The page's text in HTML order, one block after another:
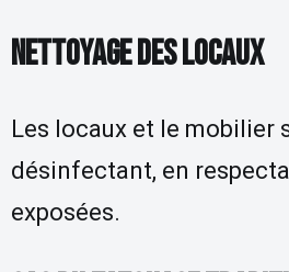
NETTOYAGE DES LOCAUX
Les locaux et le mobilier
désinfectant, en
exposées.